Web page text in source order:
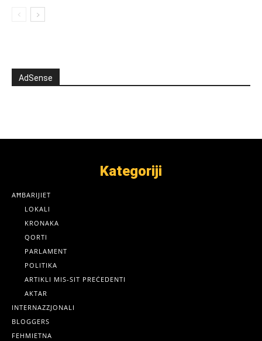
AdSense
Kategoriji
AĦBARIJIET
LOKALI
KRONAKA
QORTI
PARLAMENT
POLITIKA
ARTIKLI MIS-SIT PREĊEDENTI
AKTAR
INTERNAZZJONALI
BLOGGERS
FEHMIETNA